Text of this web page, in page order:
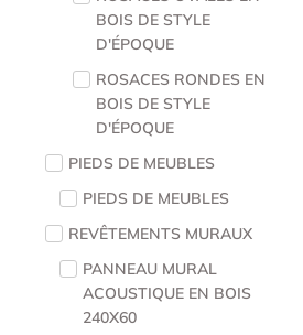
BOIS DE STYLE
D'ÉPOQUE
ROSACES RONDES EN
BOIS DE STYLE
D'ÉPOQUE
PIEDS DE MEUBLES
PIEDS DE MEUBLES
REVÊTEMENTS MURAUX
PANNEAU MURAL
ACOUSTIQUE EN BOIS
240X60